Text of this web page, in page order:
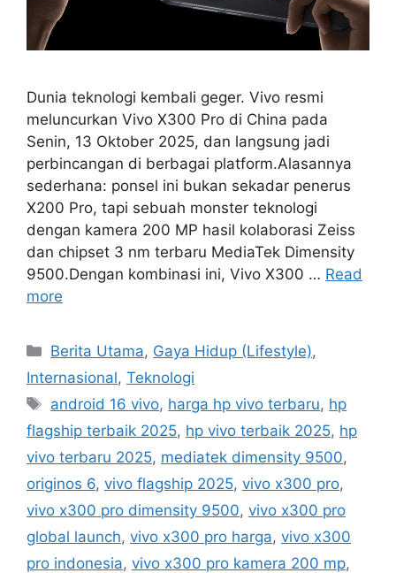
Dunia teknologi kembali geger. Vivo resmi
meluncurkan Vivo X300 Pro di China pada
Senin, 13 Oktober 2025, dan langsung jadi
perbincangan di berbagai platform.Alasannya
sederhana: ponsel ini bukan sekadar penerus
X200 Pro, tapi sebuah monster teknologi
dengan kamera 200 MP hasil kolaborasi Zeiss
dan chipset 3 nm terbaru MediaTek Dimensity
9500.Dengan kombinasi ini, Vivo X300 … Read
more
C
e
g
o
r
s
Berita Utama, Gaya Hidup (Lifestyle),
Internasional, Teknologi
T
g
s
android 16 vivo, harga hp vivo terbaru, hp
flagship terbaik 2025, hp vivo terbaik 2025, hp
vivo terbaru 2025, mediatek dimensity 9500,
originos 6, vivo flagship 2025, vivo x300 pro,
vivo x300 pro dimensity 9500, vivo x300 pro
global launch, vivo x300 pro harga, vivo x300
pro indonesia, vivo x300 pro kamera 200 mp,